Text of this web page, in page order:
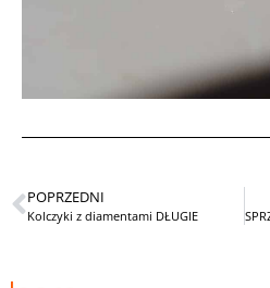
POPRZEDNI
Kolczyki z diamentami DŁUGIE